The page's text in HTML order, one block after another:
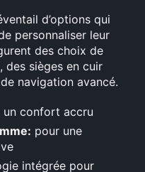
d’options qui
personnaliser leur
des choix de
des sièges en cuir
navigation avancé.
confort accru
pour une
intégrée pour